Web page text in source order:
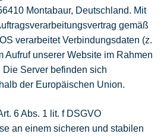
Montabaur, Deutschland. Mit
gemäß
verarbeitet Verbindungsdaten (z.
Aufruf unserer Website im Rahmen
Server befinden sich
der Europäischen Union.
6 Abs. 1 lit. f DSGVO
an einem sicheren und stabilen